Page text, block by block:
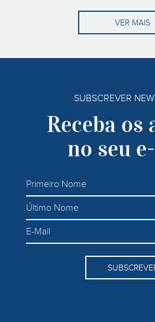
VER MAIS
SUBSCREVER
Receba
no seu